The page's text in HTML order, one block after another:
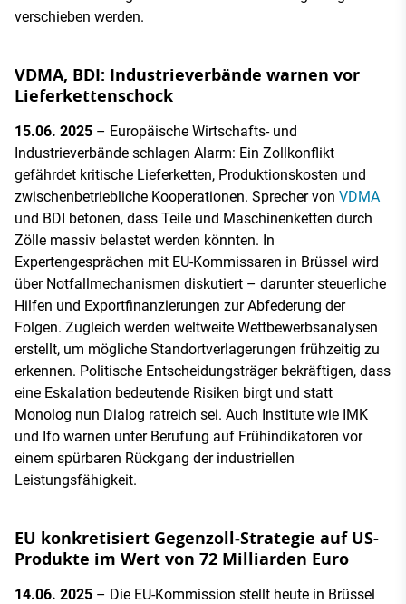
verschieben werden.
VDMA, BDI: Industrieverbände warnen vor
Lieferkettenschock
15.06. 2025 – Europäische Wirtschafts- und
Industrieverbände schlagen Alarm: Ein Zollkonflikt
gefährdet kritische Lieferketten, Produktionskosten und
zwischenbetriebliche Kooperationen. Sprecher von VDMA
und BDI betonen, dass Teile und Maschinenketten durch
Zölle massiv belastet werden könnten. In
Expertengesprächen mit EU-Kommissaren in Brüssel wird
über Notfallmechanismen diskutiert – darunter steuerliche
Hilfen und Exportfinanzierungen zur Abfederung der
Folgen. Zugleich werden weltweite Wettbewerbsanalysen
erstellt, um mögliche Standortverlagerungen frühzeitig zu
erkennen. Politische Entscheidungsträger bekräftigen, dass
eine Eskalation bedeutende Risiken birgt und statt
Monolog nun Dialog ratreich sei. Auch Institute wie IMK
und Ifo warnen unter Berufung auf Frühindikatoren vor
einem spürbaren Rückgang der industriellen
Leistungsfähigkeit.
EU konkretisiert Gegenzoll‑Strategie auf US-
Produkte im Wert von 72 Milliarden Euro
14.06. 2025 – Die EU-Kommission stellt heute in Brüssel